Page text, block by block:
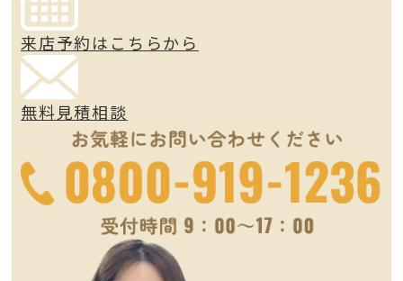
来店予約はこちらから
無料見積相談